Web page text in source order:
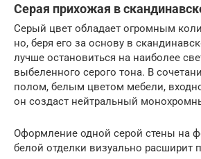
Серая прихожая в
Серый цвет обладает огромным
но, беря его за основу в
лучше остановиться на наиболее
выбеленного серого тона. В
полом, белым цветом мебели,
он создаст нейтральный
Оформление одной серой стены на
белой отделки визуально расширит